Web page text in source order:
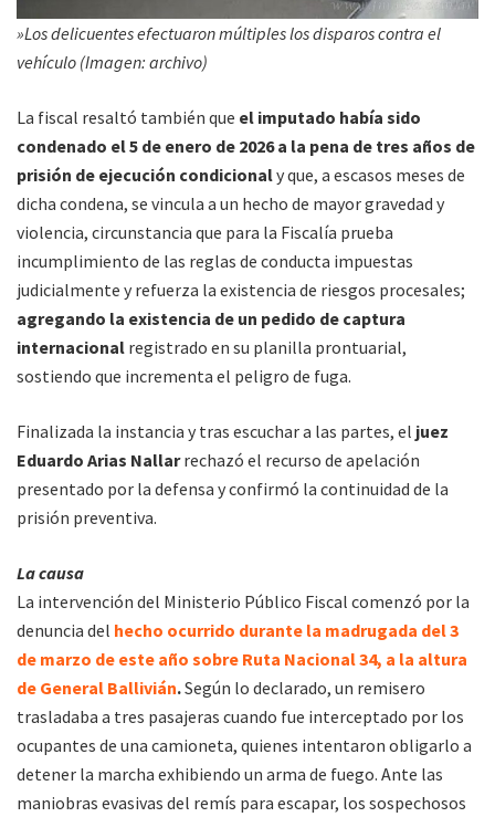
»Los delicuentes efectuaron múltiples los disparos contra el
vehículo (Imagen: archivo)
La fiscal resaltó también que el imputado había sido
condenado el 5 de enero de 2026 a la pena de tres años de
prisión de ejecución condicionaly que, a escasos meses de
dicha condena, se vincula a un hecho de mayor gravedad y
violencia, circunstancia que para la Fiscalía prueba
incumplimiento de las reglas de conducta impuestas
judicialmente y refuerza la existencia de riesgos procesales;
agregando la existencia de un pedido de captura
internacional registrado en su planilla prontuarial,
sostiendo que incrementa el peligro de fuga.
Finalizada la instancia y tras escuchar a las partes, el juez
Eduardo Arias Nallarrechazó el recurso de apelación
presentado por la defensa y confirmó la continuidad de la
prisión preventiva.
La causa
La intervención del Ministerio Público Fiscal comenzó por la
denuncia del hecho ocurrido durante la madrugada del 3
de marzo de este año sobre Ruta Nacional 34, a la altura
de General Ballivián.Según lo declarado, un remisero
trasladaba a tres pasajeras cuando fue interceptado por los
ocupantes de una camioneta, quienes intentaron obligarlo a
detener la marcha exhibiendo un arma de fuego. Ante las
maniobras evasivas del remís para escapar, los sospechosos